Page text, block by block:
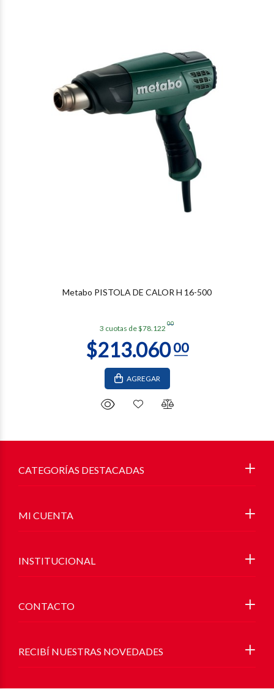
Metabo PISTOLA DE CALOR H 16-500
3 cuotas de $78.122
00
AGREGAR
RECIBÍ NUESTRAS NOVEDADES
CATEGORÍAS DESTACADAS
MI CUENTA
INSTITUCIONAL
CONTACTO